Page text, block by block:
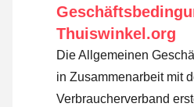
Thuiswinkel.org
Die Allgemeinen
in Zusammenarbeit mit
Verbraucherverband